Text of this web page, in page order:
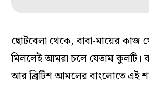
ছোটবেলা থেকে, বাবা-মায়ের কাজ
মিললেই আমরা চলে যেতাম
আর ব্রিটিশ আমলের বাংলোতে এই